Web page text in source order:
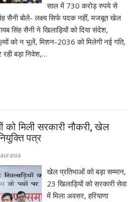
साल में 730 करोड़ रुपये से
सैनी बोले- लक्ष्य सिर्फ पदक नहीं, मजबूत खेल
सिंह सैनी ने खिलाड़ियों को दिया संदेश,
को न भूलें, मिशन-2036 को मिलेगी नई गति,
रही बड़ा निवेश,…
को मिली सरकारी नौकरी, खेल
पत्र
खेल प्रतिभाओं को बड़ा सम्मान,
23 खिलाड़ियों को सरकारी सेवा
में मिला अवसर, हरियाणा